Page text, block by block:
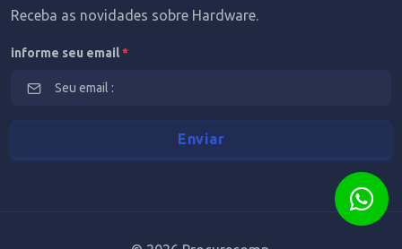
Receba as novidades sobre Hardware.
informe seu email*